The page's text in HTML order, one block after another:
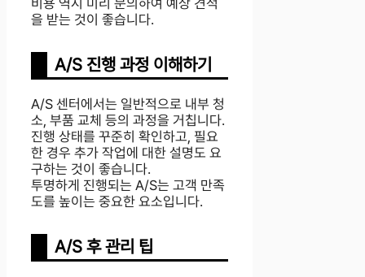
비용 역시 미리 문의하여 예상 견적
을 받는 것이 좋습니다.
A/S 진행 과정 이해하기
A/S 센터에서는 일반적으로 내부 청
소, 부품 교체 등의 과정을 거칩니다.
진행 상태를 꾸준히 확인하고, 필요
한 경우 추가 작업에 대한 설명도 요
구하는 것이 좋습니다.
투명하게 진행되는 A/S는 고객 만족
도를 높이는 중요한 요소입니다.
A/S 후 관리 팁